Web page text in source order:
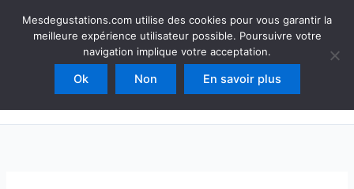
Mesdegustations
Dégustations, accords & autour du vin
Rechercher
Mesdegustations.com utilise des cookies pour vous garantir la
meilleure expérience utilisateur possible. Poursuivre votre
navigation implique votre acceptation.
Ok Non En savoir plus